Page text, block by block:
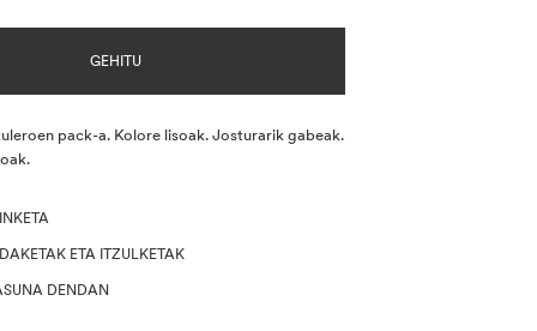
GEHITU
pack-a. Kolore lisoak. Josturarik gabeak.
ETA ITZULKETAK
DENDAN